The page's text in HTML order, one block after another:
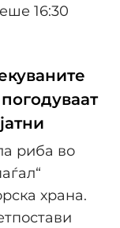
16:30
риба во
храна.